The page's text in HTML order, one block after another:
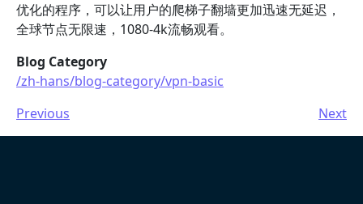
优化的程序，可以让用户的爬梯子翻墙更加迅速无延迟，
全球节点无限速，1080-4k流畅观看。
Blog Category
/zh-hans/blog-category/vpn-basic
Previous
Next